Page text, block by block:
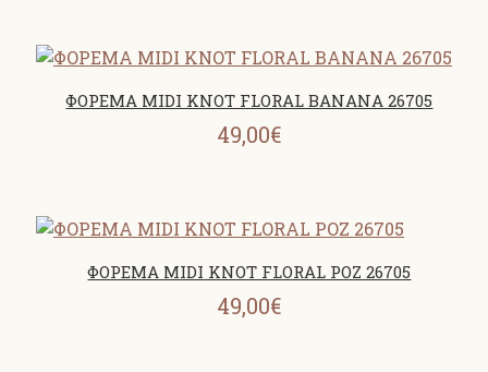
ΦΟΡΕΜΑ MIDI KNOT FLORAL BANANA 26705
49,00€
ΦΟΡΕΜΑ MIDI KNOT FLORAL ΡΟΖ 26705
49,00€